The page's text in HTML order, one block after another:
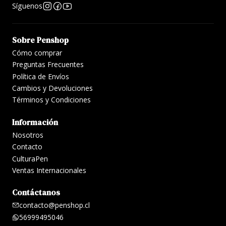
Síguenos
Sobre Penshop
Cómo comprar
Preguntas Frecuentes
Política de Envíos
Cambios y Devoluciones
Términos y Condiciones
Información
Nosotros
Contacto
CulturaPen
Ventas Internacionales
Contáctanos
contacto@penshop.cl
56999495046